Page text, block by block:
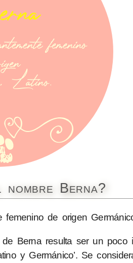
Berna?
de origen
Berna resulta ser un poco
y Germánico’. Se